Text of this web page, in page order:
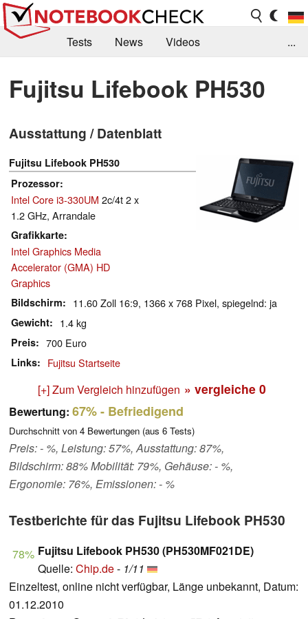
Tests News
Videos
Kaufberatung
Deals Suche
Jobs
Forum
...
Fujitsu Lifebook PH530
Ausstattung / Datenblatt
Fujitsu Lifebook PH530
Prozessor
Intel Core i3-330UM 2c/4t 2 x
1.2 GHz, Arrandale
Grafikkarte
Intel Graphics Media
Accelerator (GMA) HD
Graphics
Bildschirm 11.60 Zoll 16:9, 1366 x 768 Pixel, spiegelnd: ja
Gewicht 1.4 kg
Preis 700 Euro
Links Fujitsu Startseite
[+] Zum Vergleich hinzufügen » vergleiche 0
Bewertung: 67%- Befriedigend
Durchschnitt von 4 Bewertungen (aus 6 Tests)
Preis: - %, Leistung: 57%, Ausstattung: 87%,
Bildschirm: 88% Mobilität: 79%, Gehäuse: - %,
Ergonomie: 76%, Emissionen: - %
Testberichte für das Fujitsu Lifebook PH530
78% Fujitsu Lifebook PH530 (PH530MF021DE)
Quelle: Chip.de- 1/11
Einzeltest, online nicht verfügbar, Länge unbekannt, Datum:
01.12.2010